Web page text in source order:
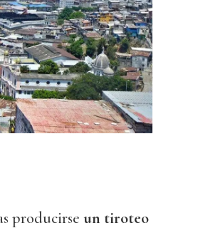
producirse un tiroteo